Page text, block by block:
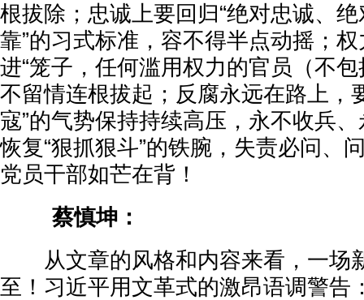
根拔除；忠诚上要回归“绝对忠诚、
靠”的习式标准，容不得半点动摇；
进“笼子，任何滥用权力的官员（不
不留情连根拔起；反腐永远在路上，
寇”的气势保持持续高压，永不收兵
恢复“狠抓狠斗”的铁腕，失责必问、
党员干部如芒在背！
蔡慎坤：
从文章的风格和内容来看，一场
至！习近平用文革式的激昂语调警告